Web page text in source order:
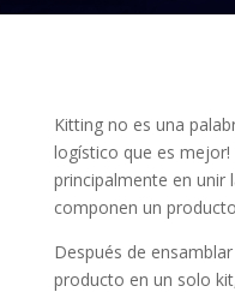
Kitting no es una
logístico que es mejor!
principalmente en unir
componen un
Después de
producto en un solo